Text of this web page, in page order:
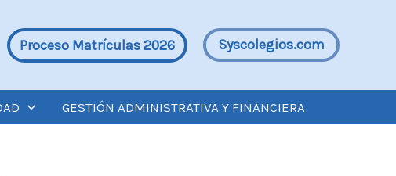
Proceso Matrículas 2026 Syscolegios.com
GESTIÓN ADMINISTRATIVA Y FINANCIERA